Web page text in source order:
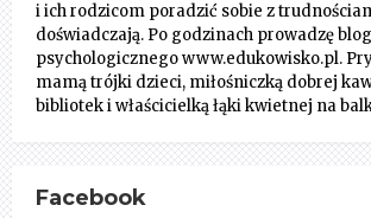
i ich rodzicom poradzić sobie z
doświadczają. Po godzinach prowadzę
psychologicznego www.edukowisko.pl.
mamą trójki dzieci, miłośniczką dobrej
bibliotek i właścicielką łąki kwietnej na
Facebook